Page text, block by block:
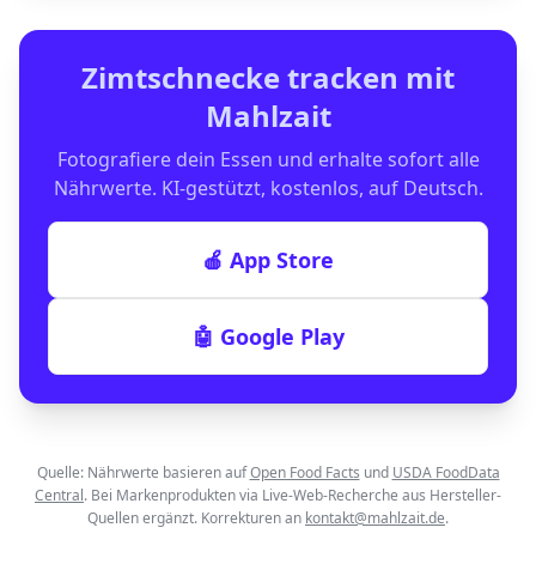
Zimtschnecketracken mit
Mahlzait
Fotografiere dein Essen und erhalte sofort alle
Nährwerte. KI-gestützt, kostenlos, auf Deutsch.
🍎 App Store
🤖 Google Play
Quelle: Nährwerte basieren auf Open Food Facts und USDA FoodData
Central. Bei Markenprodukten via Live-Web-Recherche aus Hersteller-
Quellen ergänzt. Korrekturen an kontakt@mahlzait.de.